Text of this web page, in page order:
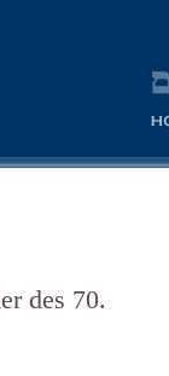
des 70.